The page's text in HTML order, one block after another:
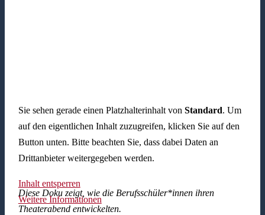
Sie sehen gerade einen Platzhalterinhalt von Standard. Um
auf den eigentlichen Inhalt zuzugreifen, klicken Sie auf den
Button unten. Bitte beachten Sie, dass dabei Daten an
Drittanbieter weitergegeben werden.
Inhalt entsperren
Weitere Informationen
Diese Doku zeigt, wie die Berufsschüler*innen ihren
Theaterabend entwickelten.